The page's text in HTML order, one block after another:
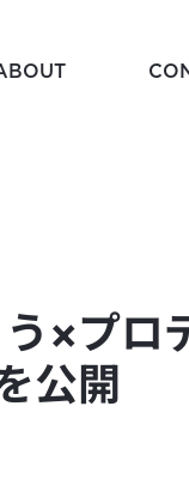
×プロ
公開